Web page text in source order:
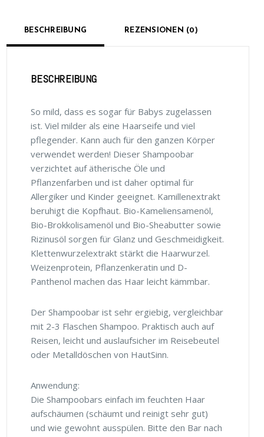
BESCHREIBUNG REZENSIONEN (0)
BESCHREIBUNG
So mild, dass es sogar für Babys zugelassen
ist. Viel milder als eine Haarseife und viel
pflegender. Kann auch für den ganzen Körper
verwendet werden! Dieser Shampoobar
verzichtet auf ätherische Öle und
Pflanzenfarben und ist daher optimal für
Allergiker und Kinder geeignet. Kamillenextrakt
beruhigt die Kopfhaut. Bio-Kameliensamenöl,
Bio-Brokkolisamenöl und Bio-Sheabutter sowie
Rizinusöl sorgen für Glanz und Geschmeidigkeit.
Klettenwurzelextrakt stärkt die Haarwurzel.
Weizenprotein, Pflanzenkeratin und D-
Panthenol machen das Haar leicht kämmbar.
Der Shampoobar ist sehr ergiebig, vergleichbar
mit 2-3 Flaschen Shampoo. Praktisch auch auf
Reisen, leicht und auslaufsicher im Reisebeutel
oder Metalldöschen von HautSinn.
Anwendung:
Die Shampoobars einfach im feuchten Haar
aufschäumen (schäumt und reinigt sehr gut)
und wie gewohnt ausspülen. Bitte den Bar nach